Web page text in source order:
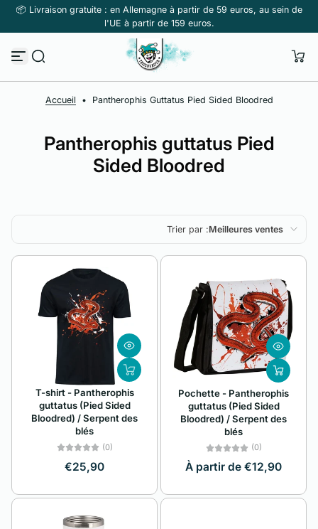
Passer au contenu
📦 Livraison gratuite : en Allemagne à partir de 59 euros, au sein de
l'UE à partir de 159 euros.
Accueil • Pantherophis Guttatus Pied Sided Bloodred
Pantherophis guttatus Pied
Sided Bloodred
Trier par :Meilleures ventes
En vedette
Le plus pertinent
Meilleures ventes
Alphabétique, de
A à Z
Alphabétique, de
Z à A
Prix: faible à élevé
Prix: élevé à faible
Date, de la plus
T-shirt - Pantherophis
guttatus (Pied Sided
Bloodred) / Serpent des
blés
(0)
€25,90
Pochette - Pantherophis
guttatus (Pied Sided
Bloodred) / Serpent des
blés
(0)
À partir de €12,90